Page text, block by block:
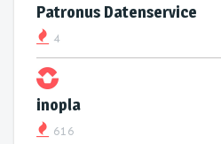
Patronus Datenservice
4
inopla
616